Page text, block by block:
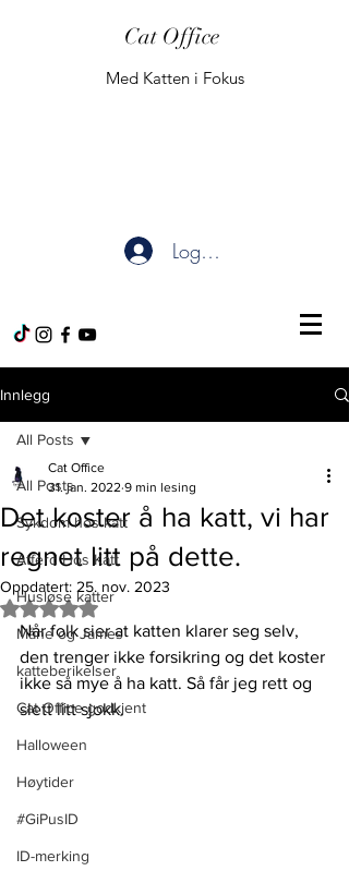
Cat Office
Med Katten i Fokus
Logg inn
Innlegg
All Posts
Sykdom hos katt
Atferd Hos Katt
Husløse katter
Måne og James
katteberikelser
Cat Office godkjent
Halloween
Høytider
#GiPusID
ID-merking
All Posts
Det koster å ha katt, vi har
regnet litt på dette.
Cat Office
31. jan. 2022 9 min lesing
Oppdatert: 25. nov. 2023
Gitt NaN av 5 stjerner.
Når folk sier at katten klarer seg selv,
den trenger ikke forsikring og det koster
ikke så mye å ha katt. Så får jeg rett og
slett litt sjokk.